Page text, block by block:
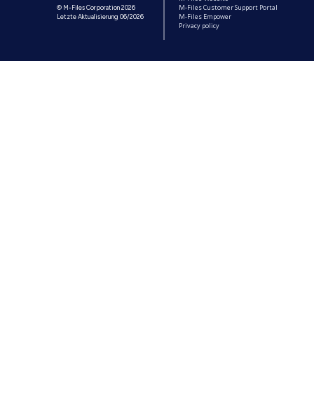
© M-Files Corporation 2026
Letzte Aktualisierung 06/2026
M-Files Customer Support Portal
M-Files Empower
Privacy policy